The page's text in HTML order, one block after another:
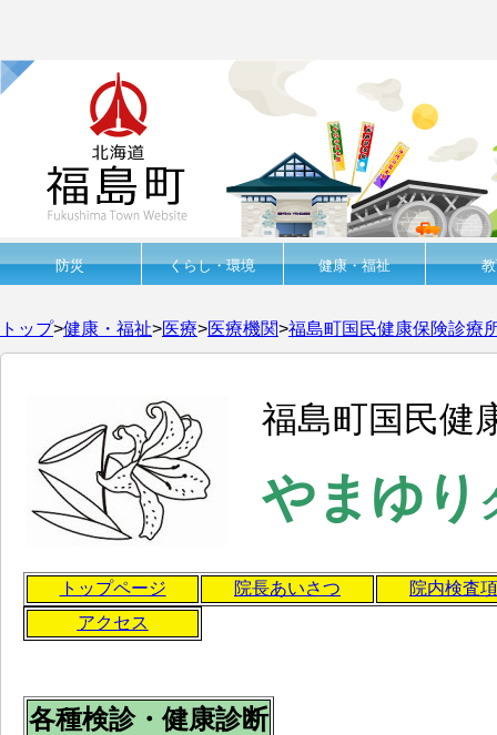
防災 くらし・環境 健康・福祉
トップ>健康・福祉>医療>医療機関>福島町国民健康保険診
福島町国民健
やまゆり
トップページ 院長あいさつ
院内検査
アクセス
各種検診・健康診断